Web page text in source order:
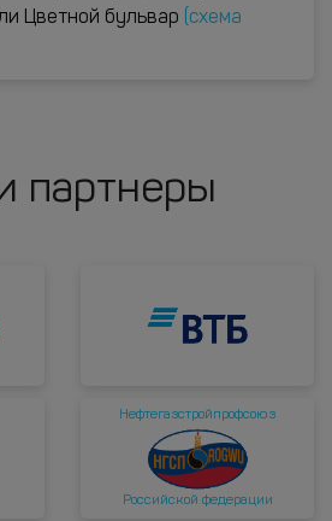
Цветной бульвар
(схема
партнеры
Нефтегазстройпрофсоюз
Российской федерации